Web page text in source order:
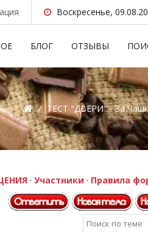
Воскресенье,
БЛОГ ОТЗЫВЫ
/ ТЕСТ "ДВЕРИ" - За
· Участники · Правила